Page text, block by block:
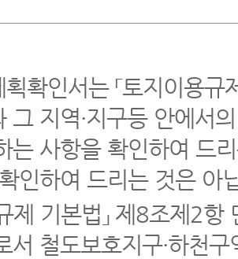
확인서는 「토지이용
그 지역·지구등 안에서
는 사항을 확인하여 드
인하여 드리는 것은 아
제 기본법」 제8조제2
서 철도보호지구·하천